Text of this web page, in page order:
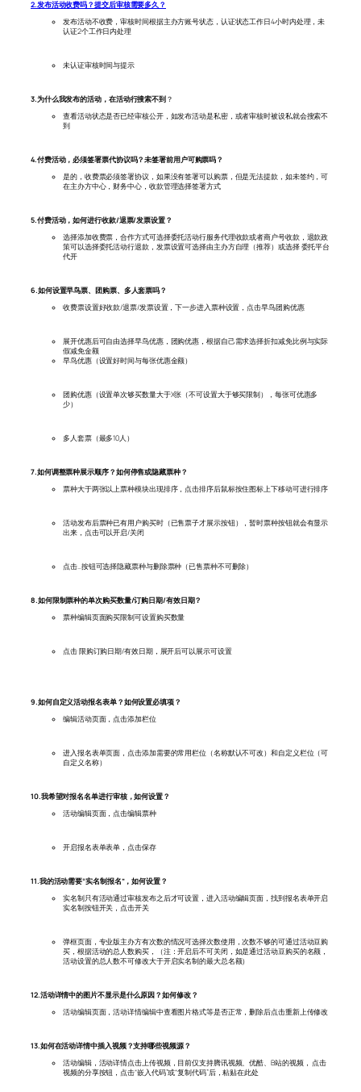
2.发布活动收费吗？提交后审核需要多久？
发布活动不收费，审核时间根据主办方账号状态，认证状态工作日4小时内处理，未
认证2个工作日内处理
未认证审核时间与提示
3.为什么我发布的活动，在活动行搜索不到？
查看活动状态是否已经审核公开，如发布活动是私密，或者审核时被设私就会搜索不
到
4.付费活动，必须签署票代协议吗？未签署前用户可购票吗？
是的，收费票必须签署协议，如果没有签署可以购票，但是无法提款，如未签约，可
在主办方中心，财务中心，收款管理选择签署方式
5.付费活动，如何进行收款/退票/发票设置？
选择添加收费票，合作方式可选择委托活动行服务代理收款或者商户号收款，退款政
策可以选择委托活动行退款，发票设置可选择由主办方自理（推荐）或选择 委托平台
代开
6.如何设置早鸟票、团购票、多人套票吗？
收费票设置好收款/退票/发票设置，下一步进入票种设置，点击早鸟团购优惠
展开优惠后可自由选择早鸟优惠，团购优惠，根据自己需求选择折扣减免比例与实际
假减免金额
早鸟优惠（设置好时间与每张优惠金额）
团购优惠（设置单次够买数量大于X张（不可设置大于够买限制），每张可优惠多
少）
多人套票（最多10人）
7.如何调整票种展示顺序？如何停售或隐藏票种？
票种大于两张以上票种模块出现排序，点击排序后鼠标按住图标上下移动可进行排序
活动发布后票种已有用户购买时（已售票子才展示按钮），暂时票种按钮就会有显示
出来，点击可以开启/关闭
点击…按钮可选择隐藏票种与删除票种（已售票种不可删除）
8.如何限制票种的单次购买数量/订购日期/有效日期？
票种编辑页面购买限制可设置购买数量
点击 限购订购日期/有效日期，展开后可以展示可设置
9.如何自定义活动报名表单？如何设置必填项？
编辑活动页面，点击添加栏位
进入报名表单页面，点击添加需要的常用栏位（名称默认不可改）和自定义栏位（可
自定义名称）
10.我希望对报名名单进行审核，如何设置？
活动编辑页面，点击编辑票种
开启报名表单表单，点击保存
11.我的活动需要“实名制报名”，如何设置？
实名制只有活动通过审核发布之后才可设置，进入活动编辑页面，找到报名表单开启
实名制按钮开关，点击开关
弹框页面，专业版主办方有次数的情况可选择次数使用，次数不够的可通过活动豆购
买，根据活动的总人数购买，（注：开启后不可关闭，如是通过活动豆购买的名额，
活动设置的总人数不可修改大于开启实名制的最大总名额）
12.活动详情中的图片不显示是什么原因？如何修改？
活动编辑页面，活动详情编辑中查看图片格式等是否正常，删除后点击重新上传修改
13.如何在活动详情中插入视频？支持哪些视频源？
活动编辑，活动详情点击上传视频，目前仅支持腾讯视频、优酷、B站的视频， 点击
视频的分享按钮，点击“嵌入代码”或“复制代码”后，粘贴在此处